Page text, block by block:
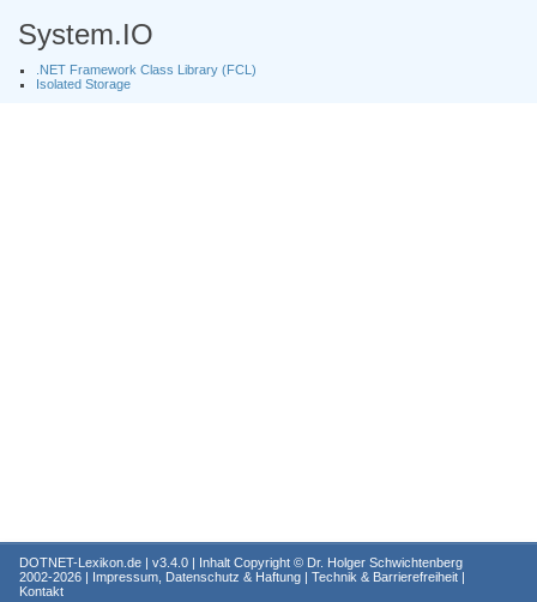
System.IO
.NET Framework Class Library (FCL)
Isolated Storage
DOTNET-Lexikon.de | v3.4.0 | Inhalt Copyright © Dr. Holger Schwichtenberg
2002-2026 | Impressum, Datenschutz & Haftung | Technik & Barrierefreiheit |
Kontakt